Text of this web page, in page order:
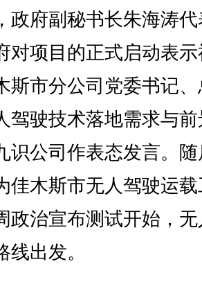
府副秘书长朱海涛代
对项目的正式启动表
斯市分公司党委书记
驾驶技术落地需求与
识公司作表态发言。
佳木斯市无人驾驶运
政治宣布测试开始，
出发。